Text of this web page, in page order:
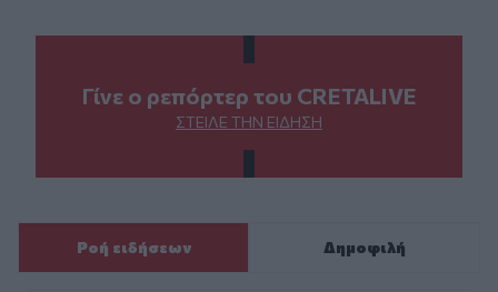
Γίνε ο ρεπόρτερ του CRETALIVE
ΣΤΕΊΛΕ ΤΗΝ ΕΊΔΗΣΗ
Ροή ειδήσεων Δημοφιλή